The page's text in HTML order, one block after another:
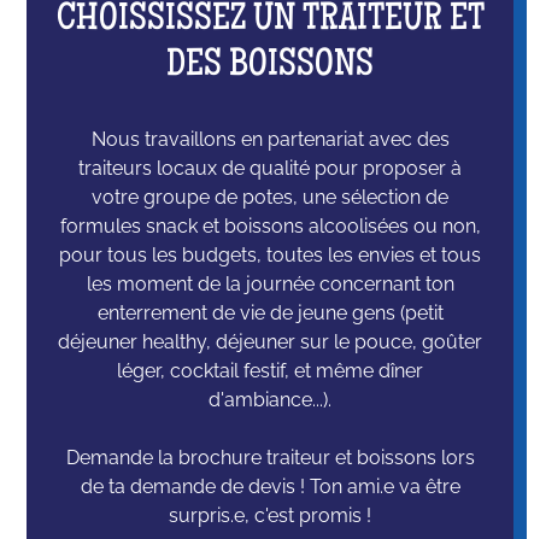
CHOISSISSEZ UN TRAITEUR ET
DES BOISSONS
Nous travaillons en partenariat avec des
traiteurs locaux de qualité pour proposer à
votre groupe de potes, une sélection de
formules snack et boissons alcoolisées ou non,
pour tous les budgets, toutes les envies et tous
les moment de la journée concernant ton
enterrement de vie de jeune gens (petit
déjeuner healthy, déjeuner sur le pouce, goûter
léger, cocktail festif, et même dîner
d'ambiance...).
Demande la brochure traiteur et boissons lors
de ta demande de devis ! Ton ami.e va être
surpris.e, c'est promis !